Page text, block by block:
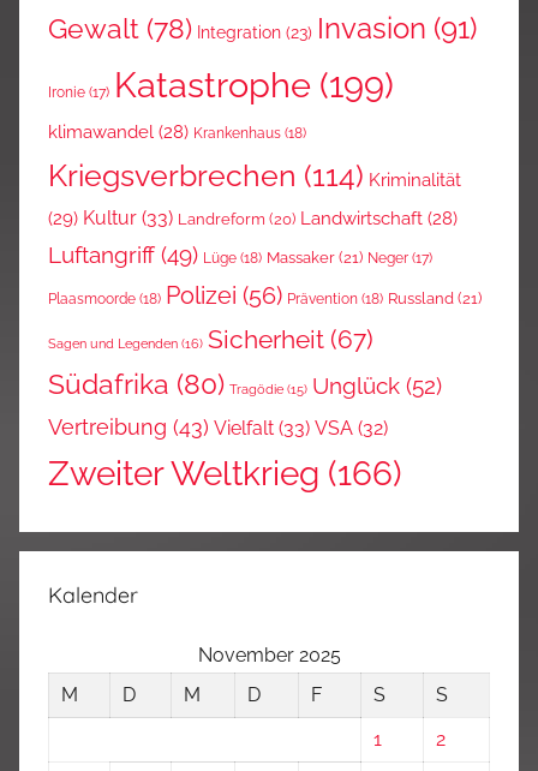
Gewalt (78) Integration (23) Invasion (91)
Ironie (17) Katastrophe (199)
klimawandel (28) Krankenhaus (18)
Kriegsverbrechen (114) Kriminalität
(29) Kultur (33) Landreform (20) Landwirtschaft (28)
Luftangriff (49) Lüge (18) Massaker (21) Neger (17)
Plaasmoorde (18) Polizei (56) Prävention (18) Russland (21)
Sagen und Legenden (16) Sicherheit (67)
Südafrika (80) Tragödie (15) Unglück (52)
Vertreibung (43) Vielfalt (33) VSA (32)
Zweiter Weltkrieg (166)
Kalender
November 2025
M
D M D F S
S
1
2